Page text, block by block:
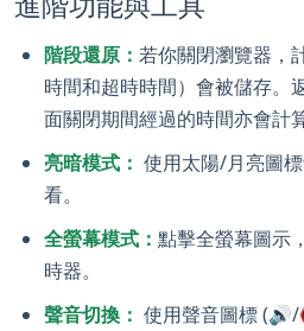
階段還原： 若你關閉瀏覽器，
時間和超時時間）會被儲存。
面關閉期間經過的時間亦會計
亮暗模式： 使用太陽/月亮圖
看。
全螢幕模式： 點擊全螢幕圖示
時器。
聲音切換： 使用聲音圖標